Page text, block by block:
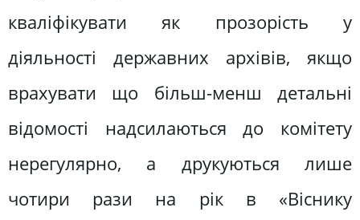
кваліфікувати як прозорість у
діяльності державних архівів, якщо
врахувати що більш-менш детальні
відомості надсилаються до комітету
нерегулярно, а друкуються лише
чотири рази на рік в «Віснику